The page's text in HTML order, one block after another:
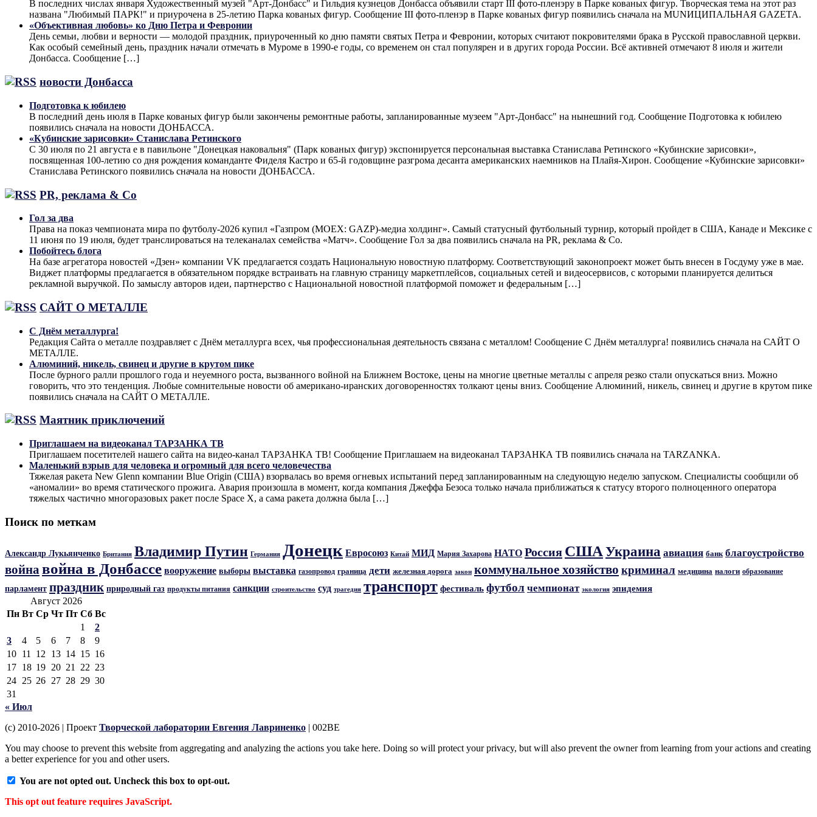
В последних числах января Художественный музей "Арт-Донбасс" и Гильдия кузнецов Донбасса объявили старт III фото-пленэру в Парке кованых фигур. Творческая тема на этот раз
названа "Любимый ПАРК!" и приурочена в 25-летию Парка кованых фигур. Сообщение III фото-пленэр в Парке кованых фигур появились сначала на MUNИЦИПАЛЬНАЯ GAZЕТА.
«Объективная любовь» ко Дню Петра и Февронии
День семьи, любви и верности — молодой праздник, приуроченный ко дню памяти святых Петра и Февронии, которых считают покровителями брака в Русской православной церкви.
Как особый семейный день, праздник начали отмечать в Муроме в 1990-е годы, со временем он стал популярен и в других города России. Всё активней отмечают 8 июля и жители
Донбасса. Сообщение […]
новости Донбасса
Подготовка к юбилею
В последний день июля в Парке кованых фигур были закончены ремонтные работы, запланированные музеем "Арт-Донбасс" на нынешний год. Сообщение Подготовка к юбилею
появились сначала на новости ДОНБАССА.
«Кубинские зарисовки» Станислава Ретинского
С 30 июля по 21 августа е в павильоне "Донецкая наковальня" (Парк кованых фигур) экспонируется персональная выставка Станислава Ретинского «Кубинские зарисовки»,
посвященная 100-летию со дня рождения команданте Фиделя Кастро и 65-й годовщине разгрома десанта американских наемников на Плайя-Хирон. Сообщение «Кубинские зарисовки»
Станислава Ретинского появились сначала на новости ДОНБАССА.
PR, реклама & Co
Гол за два
Права на показ чемпионата мира по футболу-2026 купил «Газпром (MOEX: GAZP)-медиа холдинг». Самый статусный футбольный турнир, который пройдет в США, Канаде и Мексике с
11 июня по 19 июля, будет транслироваться на телеканалах семейства «Матч». Сообщение Гол за два появились сначала на PR, реклама & Co.
Побойтесь блога
На базе агрегатора новостей «Дзен» компании VK предлагается создать Национальную новостную платформу. Соответствующий законопроект может быть внесен в Госдуму уже в мае.
Виджет платформы предлагается в обязательном порядке встраивать на главную страницу маркетплейсов, социальных сетей и видеосервисов, с которыми планируется делиться
рекламной выручкой. По замыслу авторов идеи, партнерство с Национальной новостной платформой поможет и федеральным […]
САЙТ О МЕТАЛЛЕ
С Днём металлурга!
Редакция Сайта о металле поздравляет с Днём металлурга всех, чья профессиональная деятельность связана с металлом! Сообщение С Днём металлурга! появились сначала на САЙТ О
МЕТАЛЛЕ.
Алюминий, никель, свинец и другие в крутом пике
После бурного ралли прошлого года и неуемного роста, вызванного войной на Ближнем Востоке, цены на многие цветные металлы с апреля резко стали опускаться вниз. Можно
говорить, что это тенденция. Любые сомнительные новости об американо-иранских договоренностях толкают цены вниз. Сообщение Алюминий, никель, свинец и другие в крутом пике
появились сначала на САЙТ О МЕТАЛЛЕ.
Маятник приключений
Приглашаем на видеоканал ТАРЗАНКА ТВ
Приглашаем посетителей нашего сайта на видео-канал ТАРЗАНКА ТВ! Сообщение Приглашаем на видеоканал ТАРЗАНКА ТВ появились сначала на TARZANKA.
Маленький взрыв для человека и огромный для всего человечества
Тяжелая ракета New Glenn компании Blue Origin (США) взорвалась во время огневых испытаний перед запланированным на следующую неделю запуском. Специалисты сообщили об
«аномалии» во время статического прожига. Авария произошла в момент, когда компания Джеффа Безоса только начала приближаться к статусу второго полноценного оператора
тяжелых частично многоразовых ракет после Space X, а сама ракета должна была […]
Поиск по меткам
Александр Лукьянченко Британия Владимир Путин Германия Донецк Евросоюз Китай МИД Мария Захарова НАТО Россия СШАУкраина авиация банк благоустройство
война война в Донбассе вооружение выборы выставка газопровод граница дети железная дорога закон коммунальное хозяйство криминал медицина налоги образование
парламент праздник природный газ продукты питания санкции строительство суд трагедия транспорт фестиваль футбол чемпионат экология эпидемия
Август 2026
Пн Вт Ср Чт Пт Сб Вс
1
2
3
4 5 6 7 8
9
10 11 12 13 14 15 16
17 18 19 20 21 22 23
24 25 26 27 28 29 30
31
« Июл
(c) 2010-2026 | Проект Творческой лаборатории Евгения Лавриненко | 002BE
You may choose to prevent this website from aggregating and analyzing the actions you take here. Doing so will protect your privacy, but will also prevent the owner from learning from your actions and creating
a better experience for you and other users.
You are not opted out. Uncheck this box to opt-out.
This opt out feature requires JavaScript.